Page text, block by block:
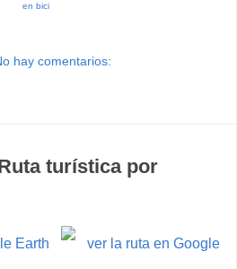
en bici
hay comentarios:
turística por
Earth ver la ruta en Google